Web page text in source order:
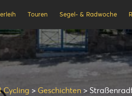
Touren Segel- & Radwoche
Cycling > Geschichten >